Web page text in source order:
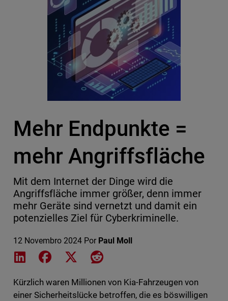
Mehr Endpunkte =
mehr Angriffsfläche
Mit dem Internet der Dinge wird die
Angriffsfläche immer größer, denn immer
mehr Geräte sind vernetzt und damit ein
potenzielles Ziel für Cyberkriminelle.
12 Novembro 2024 Por Paul Moll
Share on LinkedIn
Share on Facebook
Share on XShare on Reddit
Kürzlich waren Millionen von Kia-Fahrzeugen von
einer Sicherheitslücke betroffen, die es böswilligen